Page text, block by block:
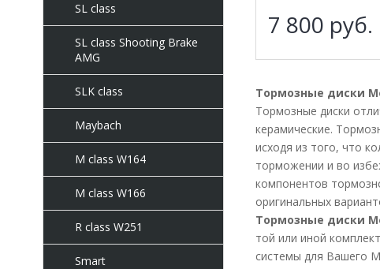
SL class
SL class Shooting Brake
AMG
SLK class
Maybach
M class W164
M class W166
R class W251
Smart
7 800 руб.
Тормозные диски
Тормозные диски
керамические.
исходя из того, что
торможении и во
компонентов
оригинальных
Тормозные диски
той или иной
системы для Вашего